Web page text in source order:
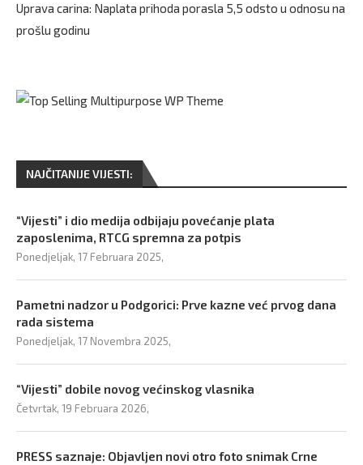
Uprava carina: Naplata prihoda porasla 5,5 odsto u odnosu na
prošlu godinu
NAJČITANIJE VIJESTI:
“Vijesti” i dio medija odbijaju povećanje plata
zaposlenima, RTCG spremna za potpis
Ponedjeljak, 17 Februara 2025,
Pametni nadzor u Podgorici: Prve kazne već prvog dana
rada sistema
Ponedjeljak, 17 Novembra 2025,
“Vijesti” dobile novog većinskog vlasnika
Četvrtak, 19 Februara 2026,
PRESS saznaje: Objavljen novi otro foto snimak Crne